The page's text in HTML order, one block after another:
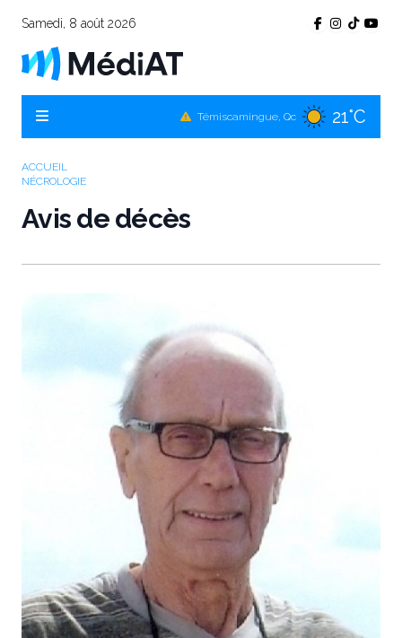
Samedi, 8 août 2026
Témiscamingue, Qc 21°C
ACCUEIL
NÉCROLOGIE
Avis de décès